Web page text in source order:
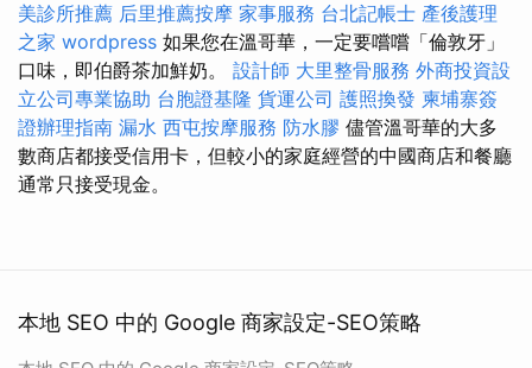
美診所推薦 后里推薦按摩 家事服務 台北記帳士 產後護理
之家 wordpress 如果您在溫哥華，一定要嚐嚐「倫敦牙」
口味，即伯爵茶加鮮奶。 設計師 大里整骨服務 外商投資設
立公司專業協助 台胞證基隆 貨運公司 護照換發 柬埔寨簽
證辦理指南 漏水 西屯按摩服務 防水膠 儘管溫哥華的大多
數商店都接受信用卡，但較小的家庭經營的中國商店和餐廳
通常只接受現金。
本地 SEO 中的 Google 商家設定-SEO策略